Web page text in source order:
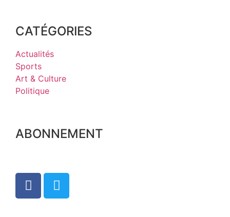
CATÉGORIES
Actualités
Sports
Art & Culture
Politique
ABONNEMENT